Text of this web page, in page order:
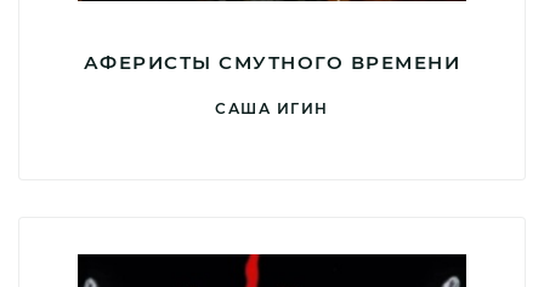
АФЕРИСТЫ СМУТНОГО ВРЕМЕНИ
САША ИГИН